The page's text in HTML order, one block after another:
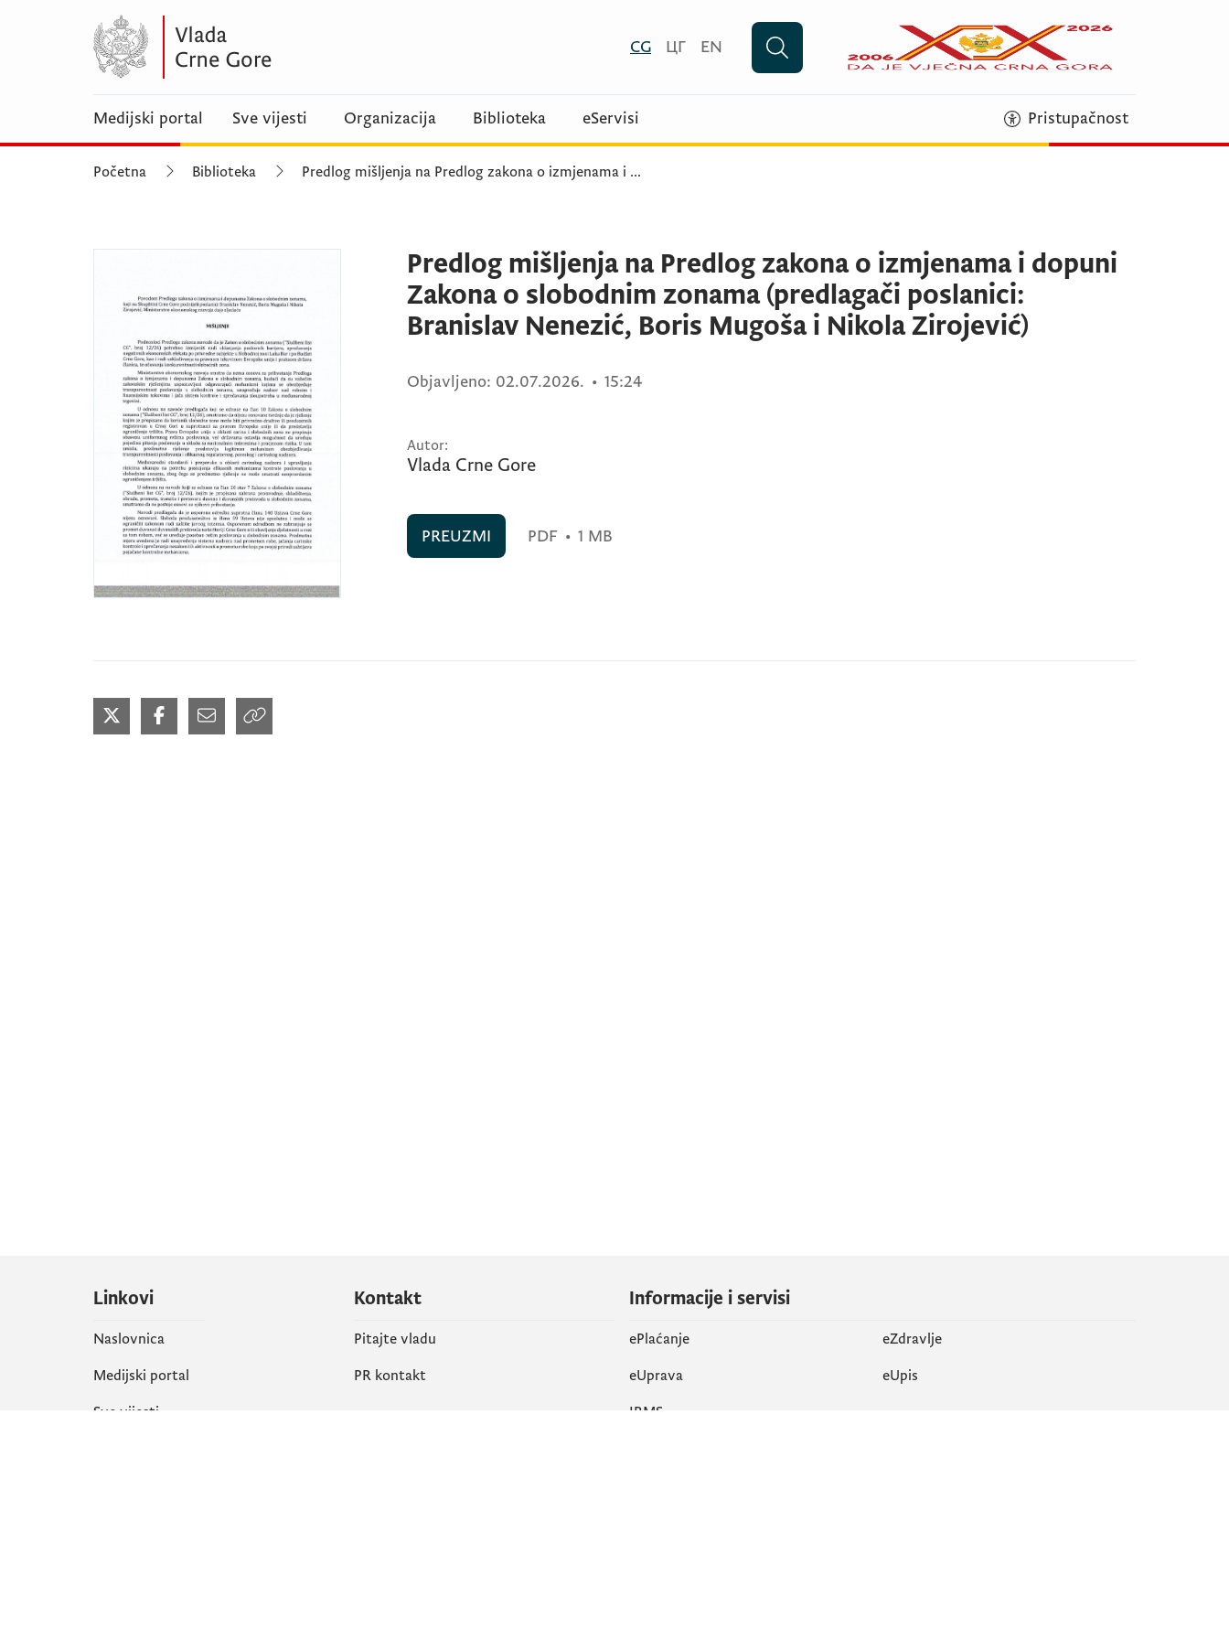
CG ЦГ EN
Medijski portal Sve vijesti Organizacija Biblioteka eServisi Pristupačnost
Početna Biblioteka Predlog mišljenja na Predlog zakona o izmjenama i ...
Predlog mišljenja na Predlog zakona o izmjenama i dopuni
Zakona o slobodnim zonama (predlagači poslanici:
Branislav Nenezić, Boris Mugoša i Nikola Zirojević)
Objavljeno: 02.07.2026. • 15:24
Autor:
Vlada Crne Gore
PREUZMI PDF • 1 MB
Linkovi
Naslovnica
Medijski portal
Sve vijesti
Kontakt
Pitajte vladu
PR kontakt
Informacije i servisi
ePlaćanje
eZdravlje
eUprava
еUpis
IRMS